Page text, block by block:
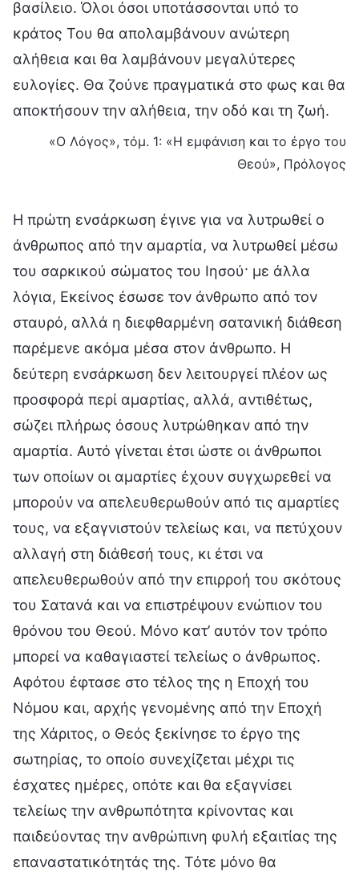
βασίλειο. Όλοι όσοι υποτάσσονται υπό το
κράτος Του θα απολαμβάνουν ανώτερη
αλήθεια και θα λαμβάνουν μεγαλύτερες
ευλογίες. Θα ζούνε πραγματικά στο φως και θα
αποκτήσουν την αλήθεια, την οδό και τη ζωή.
«Ο Λόγος», τόμ. 1: «Η εμφάνιση και το έργο του
Θεού», Πρόλογος
Η πρώτη ενσάρκωση έγινε για να λυτρωθεί ο
άνθρωπος από την αμαρτία, να λυτρωθεί μέσω
του σαρκικού σώματος του Ιησού· με άλλα
λόγια, Εκείνος έσωσε τον άνθρωπο από τον
σταυρό, αλλά η διεφθαρμένη σατανική διάθεση
παρέμενε ακόμα μέσα στον άνθρωπο. Η
δεύτερη ενσάρκωση δεν λειτουργεί πλέον ως
προσφορά περί αμαρτίας, αλλά, αντιθέτως,
σώζει πλήρως όσους λυτρώθηκαν από την
αμαρτία. Αυτό γίνεται έτσι ώστε οι άνθρωποι
των οποίων οι αμαρτίες έχουν συγχωρεθεί να
μπορούν να απελευθερωθούν από τις αμαρτίες
τους, να εξαγνιστούν τελείως και, να πετύχουν
αλλαγή στη διάθεσή τους, κι έτσι να
απελευθερωθούν από την επιρροή του σκότους
του Σατανά και να επιστρέψουν ενώπιον του
θρόνου του Θεού. Μόνο κατ’ αυτόν τον τρόπο
μπορεί να καθαγιαστεί τελείως ο άνθρωπος.
Αφότου έφτασε στο τέλος της η Εποχή του
Νόμου και, αρχής γενομένης από την Εποχή
της Χάριτος, ο Θεός ξεκίνησε το έργο της
σωτηρίας, το οποίο συνεχίζεται μέχρι τις
έσχατες ημέρες, οπότε και θα εξαγνίσει
τελείως την ανθρωπότητα κρίνοντας και
παιδεύοντας την ανθρώπινη φυλή εξαιτίας της
επαναστατικότητάς της. Τότε μόνο θα